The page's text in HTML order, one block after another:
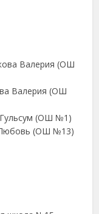
Валерия (ОШ
Валерия (ОШ
Гульсум (ОШ №1)
(ОШ №13)